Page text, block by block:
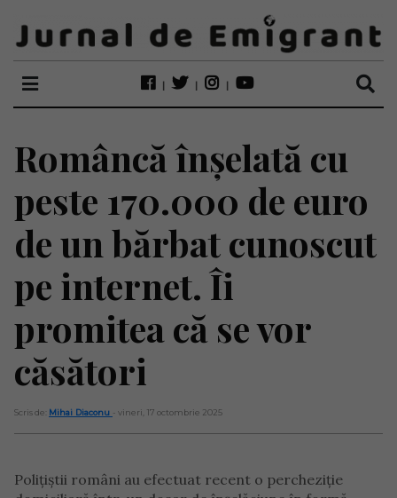
Româncă înșelată cu
peste 170.000 de euro
de un bărbat cunoscut
pe internet. Îi
promitea că se vor
căsători
Scris de: Mihai Diaconu - vineri, 17 octombrie 2025
Polițiștii români au efectuat recent o percheziție